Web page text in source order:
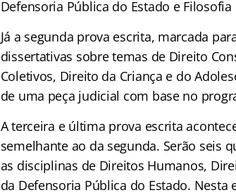
Defensoria Pública do Estado e
Já a segunda prova escrita, marcada
dissertativas sobre temas de Direito
Coletivos, Direito da Criança e do
de uma peça judicial com base no
A terceira e última prova escrita
semelhante ao da segunda. Serão seis
as disciplinas de Direitos Humanos,
da Defensoria Pública do Estado.